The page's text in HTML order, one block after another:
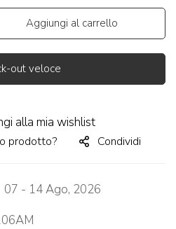
Aggiungi al carrello
out veloce
alla mia wishlist
prodotto? Condividi
07 - 14 Ago, 2026